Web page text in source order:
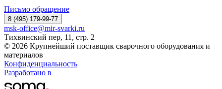
Письмо обращение
8 (495) 179-99-77
msk-office@mir-svarki.ru
Тихвинский пер, 11, стр. 2
© 2026 Крупнейший поставщик сварочного оборудования и
материалов
Конфиденциальность
Разработано в